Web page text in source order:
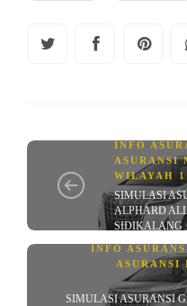
INFO
ASURANSI
WILAYAH 1
SIMULASI
ALPHARD
SIDIKALANG
INFO
ASURANSI
SIMULASI ASURANSI